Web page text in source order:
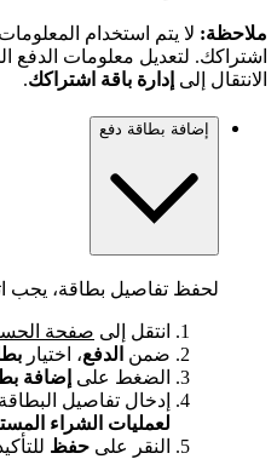
ملاحظة: لا يتم استخدام
اشتراكك. لتعديل معلومات الدفع
الانتقال إلى إدارة باقة اشتراكك.
إضافة بطاقة دفع
لحفظ تفاصيل بطاقة، يجب
انتقل إلى صفحة
ضمن الدفع، اختيار
الضغط على إضافة
إدخال تفاصيل
لعمليات الشراء
النقر على حفظ